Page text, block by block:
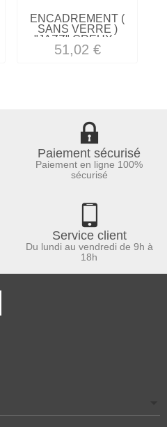
ENCADREMENT (
SANS VERRE )
"JAZZ" CREUX...
51,02 €
Paiement sécurisé
Paiement en ligne 100%
sécurisé
Service client
Du lundi au vendredi de 9h à
18h